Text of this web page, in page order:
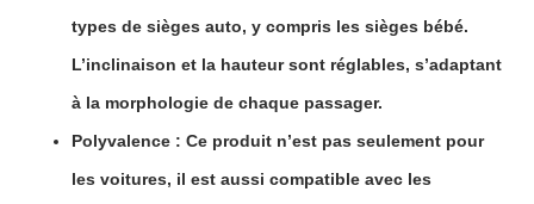
types de sièges auto, y compris les sièges bébé.
L’inclinaison et la hauteur sont réglables, s’adaptant
à la morphologie de chaque passager.
Polyvalence : Ce produit n’est pas seulement pour
les voitures, il est aussi compatible avec les